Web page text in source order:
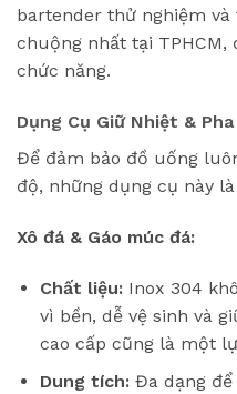
bartender thử nghiệm
chuộng nhất tại TPHCM,
chức năng.
Dụng Cụ Giữ Nhiệt &
Để đảm bảo đồ uống
độ, những dụng cụ này
Xô đá & Gáo múc đá:
Chất liệu:Inox 304
vì bền, dễ vệ sinh và
cao cấp cũng là một
Dung tích:Đa dạng để